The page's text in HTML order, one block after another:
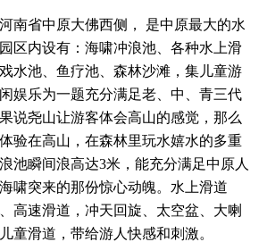
南省中原大佛西侧， 是中原最大的水
区内设有：海啸冲浪池、各种水上滑
水池、鱼疗池、森林沙滩，集儿童游
娱乐为一题充分满足老、中、青三代
说尧山让游客体会高山的感觉，那么
验在高山，在森林里玩水嬉水的多重
池瞬间浪高达3米，能充分满足中原人
啸突来的那份惊心动魄。水上滑道
高速滑道，冲天回旋、太空盆、大喇
童滑道，带给游人快感和刺激。